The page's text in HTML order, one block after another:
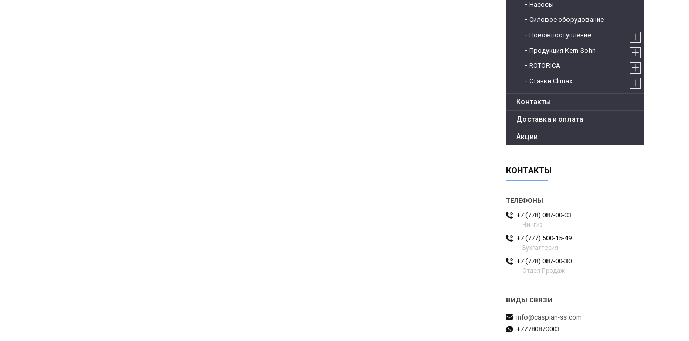
Насосы
Силовое оборудование
Новое поступление
Продукция Kern-Sohn
ROTORICA
Станки Climax
Контакты
Доставка и оплата
Акции
КОНТАКТЫ
+7 (778) 087-00-03
Чингиз
+7 (777) 500-15-49
Бухгалтерия
+7 (778) 087-00-30
Отдел Продаж
info@caspian-ss.com
+77780870003